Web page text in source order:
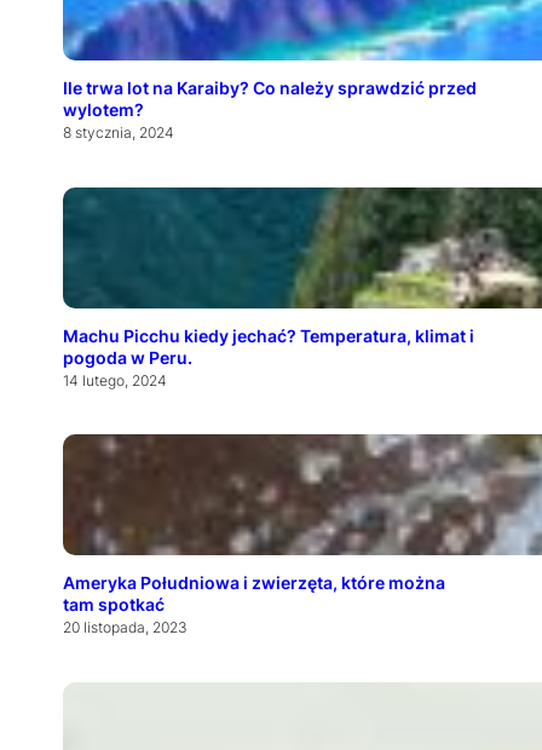
Ile trwa lot na Karaiby? Co należy sprawdzić przed
wylotem?
8 stycznia, 2024
Machu Picchu kiedy jechać? Temperatura, klimat i
pogoda w Peru.
14 lutego, 2024
Ameryka Południowa i zwierzęta, które można
tam spotkać
20 listopada, 2023